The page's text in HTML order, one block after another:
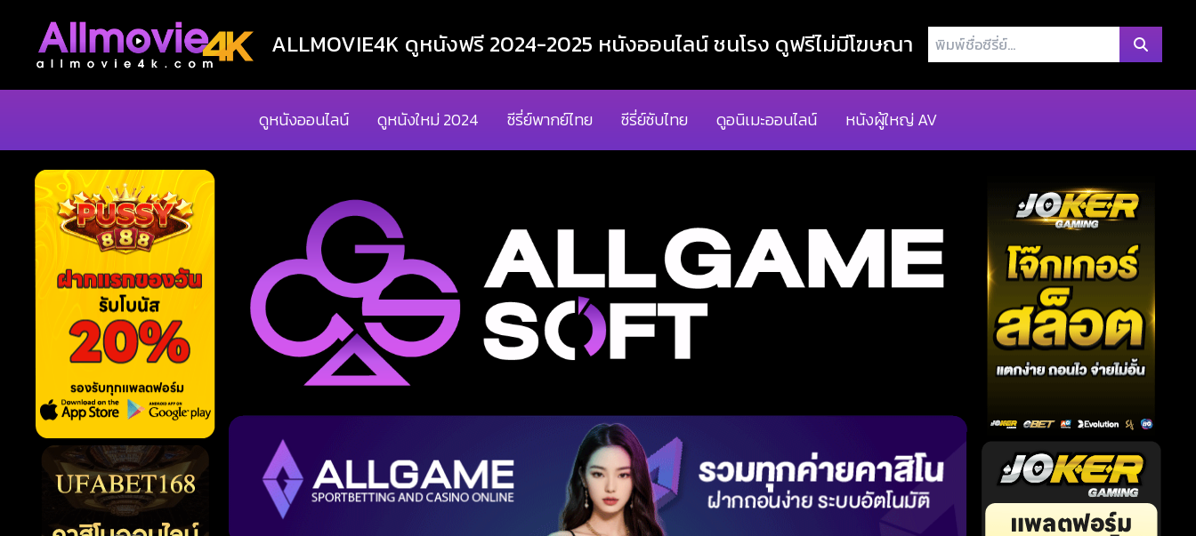
ALLMOVIE4K ดูหนังฟรี 2024-2025 หนังออนไลน์ ชนโรง ดูฟรีไม่มีโฆษณา
พิมพ์
ชื่อ
ย์...
ดูหนังออนไลน์ ดูหนังใหม่ 2024 ซีรี่ย์พากย์ไทย ซีรี่ย์ซับไทย ดูอนิเมะออนไลน์ หนังผู้ใหญ่ AV